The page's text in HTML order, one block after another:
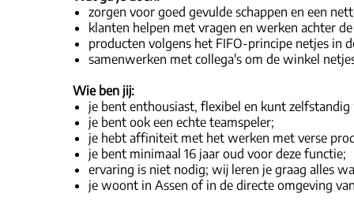
zorgen voor goed gevulde schappen en een
klanten helpen met vragen en werken achter de
producten volgens het FIFO-principe netjes in
samenwerken met collega's om de winkel
Wie ben jij:
je bent enthousiast, flexibel en kunt
je bent ook een echte teamspeler;
je hebt affiniteit met het werken met verse
je bent minimaal 16 jaar oud voor deze functie;
ervaring is niet nodig; wij leren je graag alles
je woont in Assen of in de directe omgeving